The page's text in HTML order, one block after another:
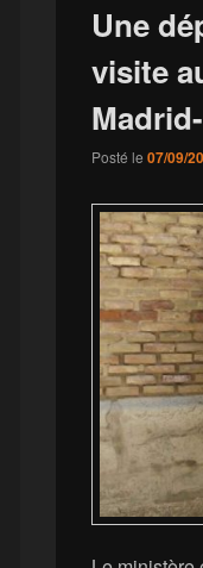
Une
visite
Posté le 07/09/